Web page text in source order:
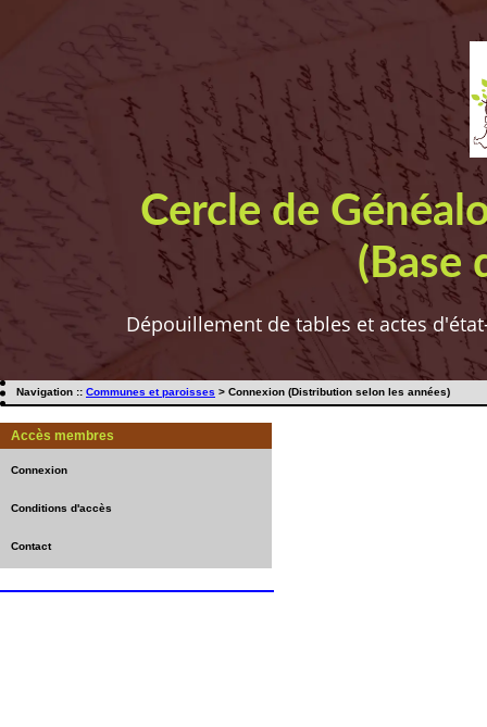
Cercle de
(Base
Dépouillement de tables et actes
Navigation :: Communes et paroisses > Connexion (Distribution selon les années)
Accès membres
Connexion
Conditions d'accès
Contact